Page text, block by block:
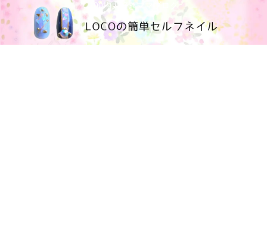
100均大好きママブログ